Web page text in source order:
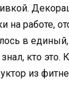
на работе,
в
кто это.
из